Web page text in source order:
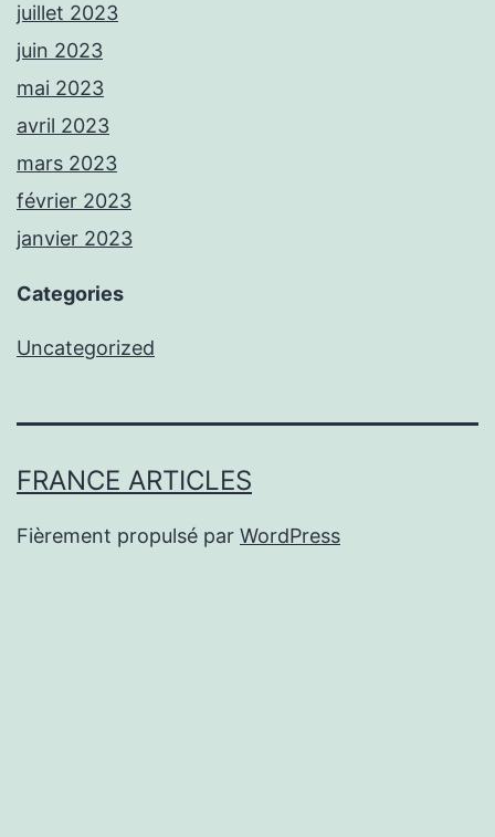
juillet 2023
juin 2023
mai 2023
avril 2023
mars 2023
février 2023
janvier 2023
Categories
Uncategorized
FRANCE ARTICLES
Fièrement propulsé par WordPress